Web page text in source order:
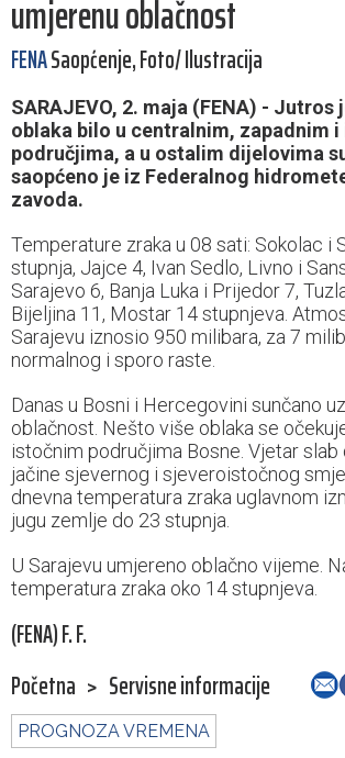
umjerenu oblačnost
FENASaopćenje, Foto/ Ilustracija
SARAJEVO, 2. maja (FENA) - Jutros
oblaka bilo u centralnim, zapadnim
područjima, a u ostalim dijelovima
saopćeno je iz Federalnog
zavoda.
Temperature zraka u 08 sati: Sokolac i
stupnja, Jajce 4, Ivan Sedlo, Livno i
Sarajevo 6, Banja Luka i Prijedor 7,
Bijeljina 11, Mostar 14 stupnjeva.
Sarajevu iznosio 950 milibara, za 7
normalnog i sporo raste.
Danas u Bosni i Hercegovini sunčano
oblačnost. Nešto više oblaka se
istočnim područjima Bosne. Vjetar slab
jačine sjevernog i sjeveroistočnog
dnevna temperatura zraka uglavnom
jugu zemlje do 23 stupnja.
U Sarajevu umjereno oblačno vijeme.
temperatura zraka oko 14 stupnjeva.
(FENA) F. F.
Početna > Servisne informacije
PROGNOZA VREMENA